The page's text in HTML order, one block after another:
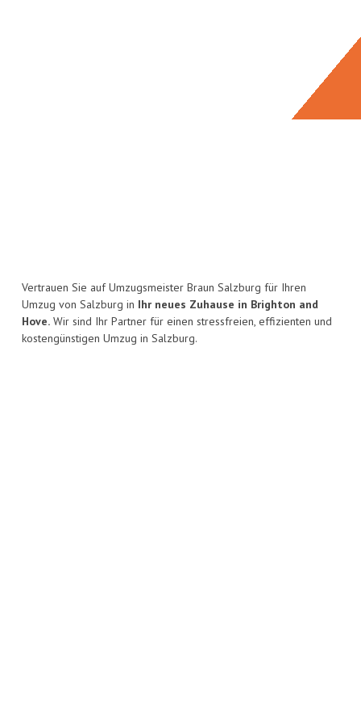
Vertrauen Sie auf Umzugsmeister Braun Salzburg für Ihren
Umzug von Salzburg in Ihr neues Zuhause in Brighton and
Hove. Wir sind Ihr Partner für einen stressfreien, effizienten und
kostengünstigen Umzug in Salzburg.